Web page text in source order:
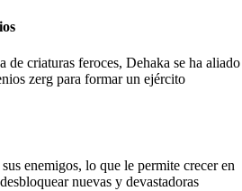
de criaturas feroces, Dehaka se ha aliado
zerg para formar un ejército
enemigos, lo que le permite crecer en
nuevas y devastadoras